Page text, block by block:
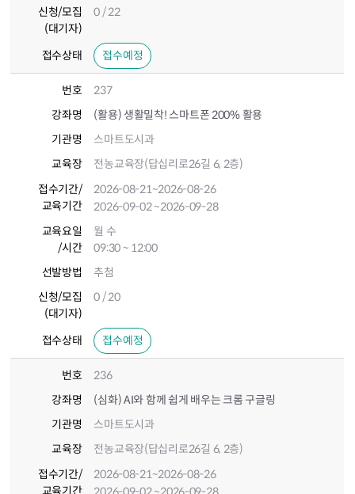
신청/모집
(대기자)
0 / 22
접수상태 접수예정
번호
237
강좌명
(활용) 생활밀착! 스마트폰 200% 활용
기관명
스마트도시과
교육장
전농교육장(답십리로26길 6, 2층)
접수기간/
교육기간
2026-08-21~2026-08-26
2026-09-02~2026-09-28
교육요일
/시간
월 수
09:30 ~ 12:00
선발방법
추첨
신청/모집
(대기자)
0 / 20
접수상태 접수예정
번호
236
강좌명
(심화) AI와 함께 쉽게 배우는 크롬 구글링
기관명
스마트도시과
교육장
전농교육장(답십리로26길 6, 2층)
접수기간/
교육기간
2026-08-21~2026-08-26